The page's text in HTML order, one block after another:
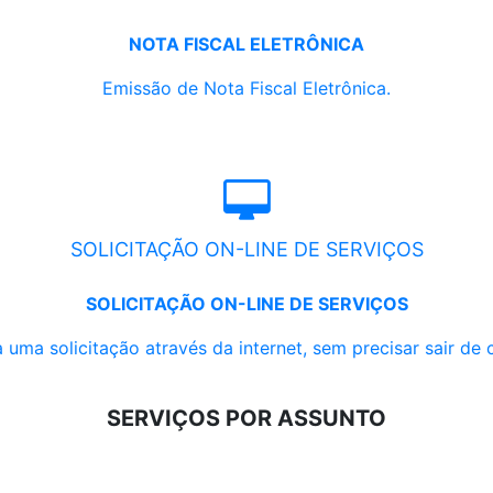
NOTA FISCAL ELETRÔNICA
Emissão de Nota Fiscal Eletrônica.
SOLICITAÇÃO ON-LINE DE SERVIÇOS
SOLICITAÇÃO ON-LINE DE SERVIÇOS
uma solicitação através da internet, sem precisar sair de
SERVIÇOS POR ASSUNTO